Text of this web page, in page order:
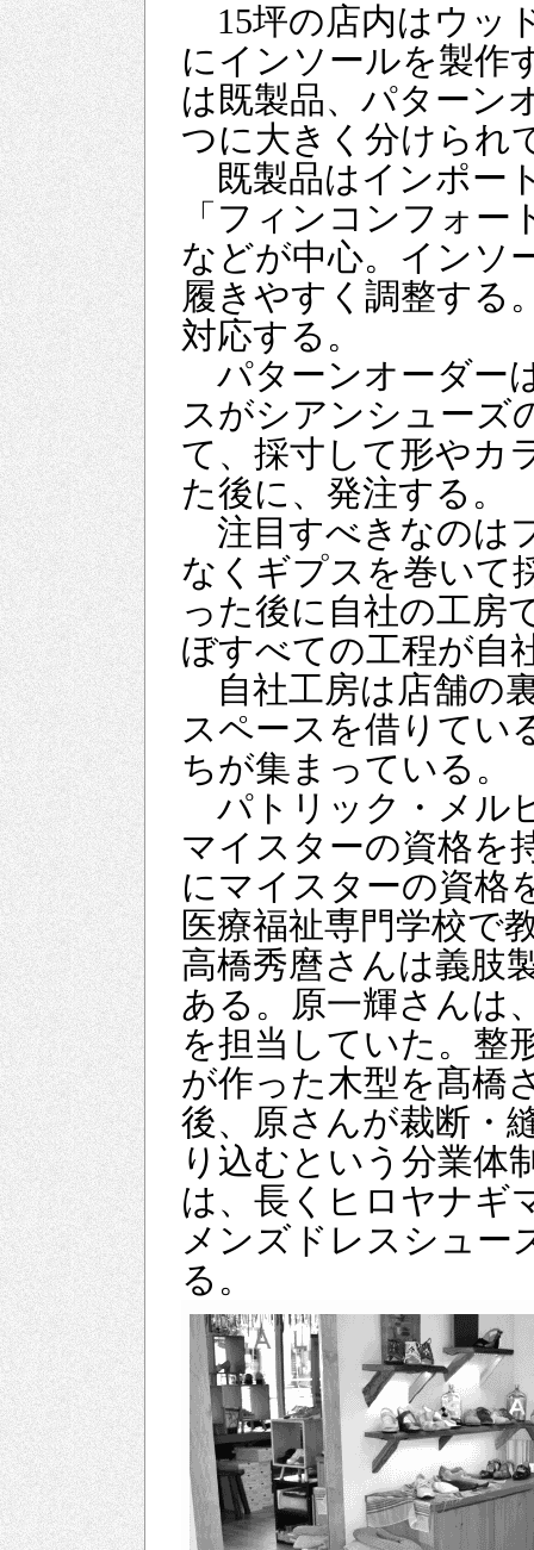
15坪の店内はウッ
にインソールを製作
は既製品、パターン
つに大きく分けられ
既製品はインポー
「フィンコンフォ
などが中心。インソ
履きやすく調整する
対応する。
パターンオーダー
スがシアンシューズ
て、採寸して形やカ
た後に、発注する。
注目すべきなのは
なくギプスを巻いて
った後に自社の工房
ぼすべての工程が自
自社工房は店舗の
スペースを借りてい
ちが集まっている。
パトリック・メル
マイスターの資格を
にマイスターの資格
医療福祉専門学校で
高橋秀麿さんは義肢
ある。原一輝さんは
を担当していた。整
が作った木型を髙橋
後、原さんが裁断・
り込むという分業体
は、長くヒロヤナギ
メンズドレスシュー
る。